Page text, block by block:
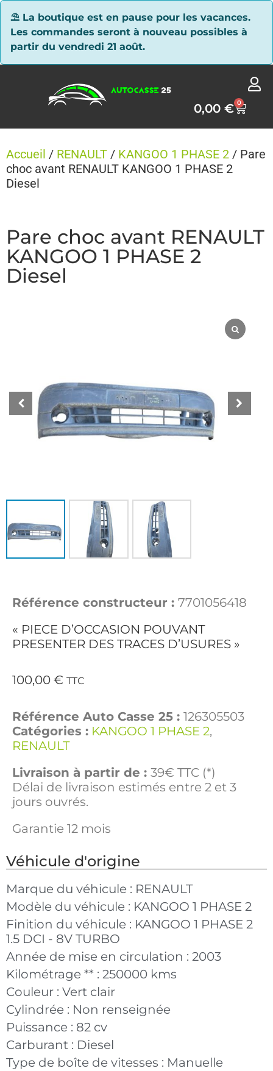
⛱ La boutique est en pause pour les vacances.
Les commandes seront à nouveau possibles à
partir du vendredi 21 août.
0,00€ 0
Accueil / RENAULT / KANGOO 1 PHASE 2 / Pare
choc avant RENAULT KANGOO 1 PHASE 2
Diesel
Pare choc avant RENAULT
KANGOO 1 PHASE 2
Diesel
Référence constructeur : 7701056418
« PIECE D’OCCASION POUVANT
PRESENTER DES TRACES D’USURES »
100,00 € TTC
Référence Auto Casse 25 : 126305503
Catégories : KANGOO 1 PHASE 2,
RENAULT
Livraison à partir de : 39€ TTC (*)
Délai de livraison estimés entre 2 et 3
jours ouvrés.
Garantie 12 mois
Véhicule d'origine
Marque du véhicule : RENAULT
Modèle du véhicule : KANGOO 1 PHASE 2
Finition du véhicule : KANGOO 1 PHASE 2
1.5 DCI - 8V TURBO
Année de mise en circulation : 2003
Kilométrage ** : 250000 kms
Couleur : Vert clair
Cylindrée : Non renseignée
Puissance : 82 cv
Carburant : Diesel
Type de boîte de vitesses : Manuelle
Panneau de gestion des cookies